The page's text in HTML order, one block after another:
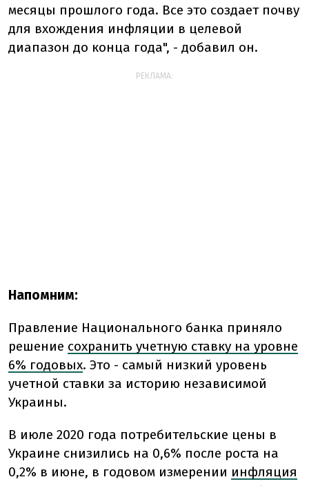
месяцы прошлого года. Все это создает почву
для вхождения инфляции в целевой
диапазон до конца года", - добавил он.
РЕКЛАМА:
Напомним:
Правление Национального банка приняло
решение сохранить учетную ставку на уровне
6% годовых. Это - самый низкий уровень
учетной ставки за историю независимой
Украины.
В июле 2020 года потребительские цены в
Украине снизились на 0,6% после роста на
0,2% в июне, в годовом измерении инфляция